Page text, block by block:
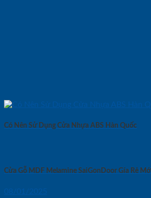
Có Nên Sử Dụng Cửa Nhựa ABS Hàn Quốc
Cửa Gỗ MDF Melamine SaiGonDoor Gía Rẻ
08/01/2025